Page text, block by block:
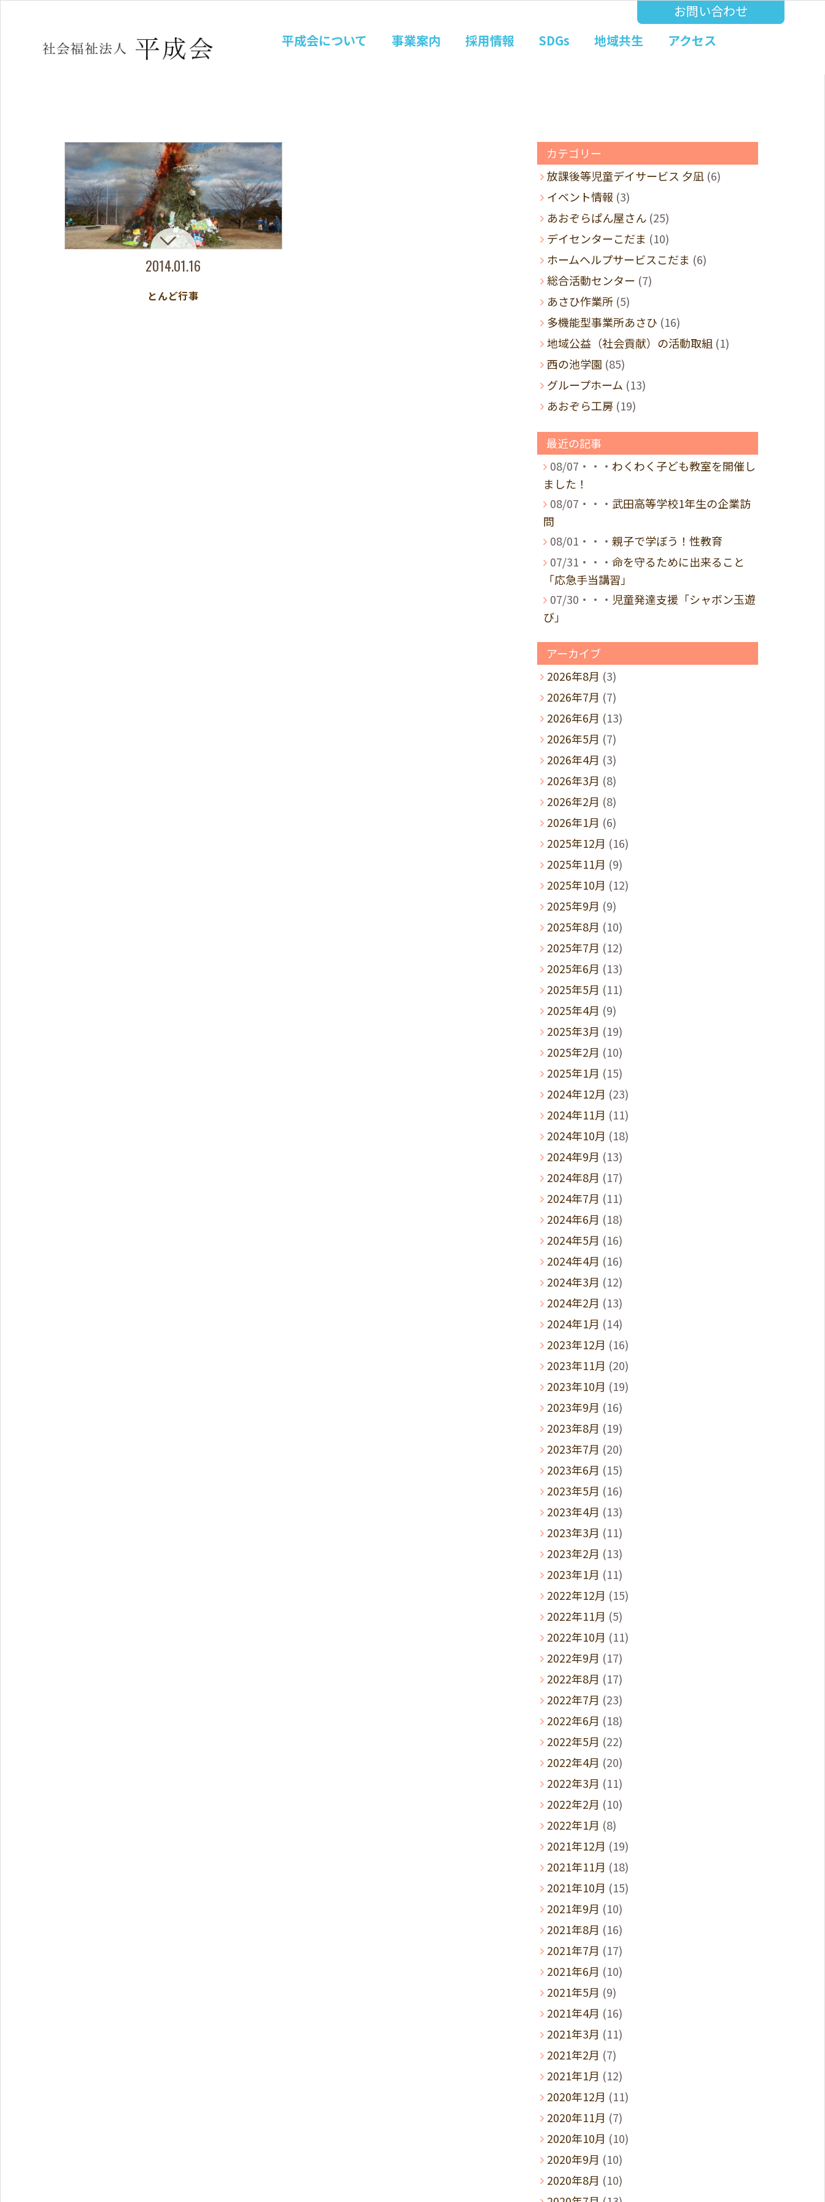
お問い合わせ
平成会について
事業案内 採用情報 SDGs 地域共生 アクセス
2014.01.16
とんど行事
カテゴリー
放課後等児童デイサービス 夕凪 (6)
イベント情報 (3)
あおぞらぱん屋さん(25)
デイセンターこだま (10)
ホームヘルプサービスこだま (6)
総合活動センター (7)
あさひ作業所(5)
多機能型事業所あさひ (16)
地域公益（社会貢献）の活動取組 (1)
西の池学園 (85)
グループホーム (13)
あおぞら工房 (19)
最近の記事
08/07・・・ わくわく子ども教室を開催し
ました！
08/07・・・ 武田高等学校1年生の企業訪
問
08/01・・・ 親子で学ぼう！性教育
07/31・・・ 命を守るために出来ること
「応急手当講習」
07/30・・・ 児童発達支援「シャボン玉遊
び」
アーカイブ
2026年8月 (3)
2026年7月 (7)
2026年6月 (13)
2026年5月 (7)
2026年4月 (3)
2026年3月 (8)
2026年2月 (8)
2026年1月 (6)
2025年12月 (16)
2025年11月 (9)
2025年10月 (12)
2025年9月 (9)
2025年8月 (10)
2025年7月 (12)
2025年6月 (13)
2025年5月 (11)
2025年4月 (9)
2025年3月 (19)
2025年2月 (10)
2025年1月 (15)
2024年12月 (23)
2024年11月 (11)
2024年10月 (18)
2024年9月 (13)
2024年8月 (17)
2024年7月 (11)
2024年6月 (18)
2024年5月 (16)
2024年4月 (16)
2024年3月 (12)
2024年2月 (13)
2024年1月 (14)
2023年12月 (16)
2023年11月 (20)
2023年10月 (19)
2023年9月 (16)
2023年8月 (19)
2023年7月 (20)
2023年6月 (15)
2023年5月 (16)
2023年4月 (13)
2023年3月 (11)
2023年2月 (13)
2023年1月 (11)
2022年12月 (15)
2022年11月 (5)
2022年10月 (11)
2022年9月 (17)
2022年8月 (17)
2022年7月 (23)
2022年6月 (18)
2022年5月 (22)
2022年4月 (20)
2022年3月 (11)
2022年2月 (10)
2022年1月 (8)
2021年12月 (19)
2021年11月 (18)
2021年10月 (15)
2021年9月 (10)
2021年8月 (16)
2021年7月 (17)
2021年6月 (10)
2021年5月 (9)
2021年4月 (16)
2021年3月 (11)
2021年2月 (7)
2021年1月 (12)
2020年12月 (11)
2020年11月 (7)
2020年10月 (10)
2020年9月 (10)
2020年8月 (10)